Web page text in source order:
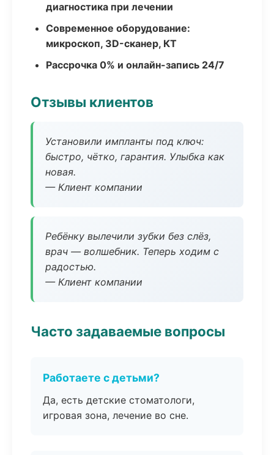
диагностика при лечении
Современное оборудование:
микроскоп, 3D-сканер, КТ
Рассрочка 0% и онлайн-запись 24/7
Отзывы клиентов
Установили импланты под ключ:
быстро, чётко, гарантия. Улыбка как
новая.
— Клиент компании
Ребёнку вылечили зубки без слёз,
врач — волшебник. Теперь ходим с
радостью.
— Клиент компании
Часто задаваемые вопросы
Работаете с детьми?
Да, есть детские стоматологи,
игровая зона, лечение во сне.